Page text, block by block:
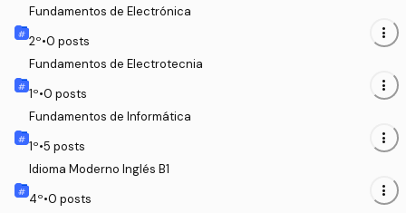
Fundamentos de Electrónica
2º•0 posts more_vert
Fundamentos de Electrotecnia
1º•0 posts more_vert
Fundamentos de Informática
1º•5 posts more_vert
Idioma Moderno Inglés B1
4º•0 posts more_vert